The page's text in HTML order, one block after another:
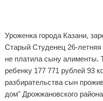
Уроженка города Казани,
Старый Студенец 26-летняя
не платила сыну алименты.
ребенку 177 771 рублей 93
разбирательства сын
дом" Дрожжановского